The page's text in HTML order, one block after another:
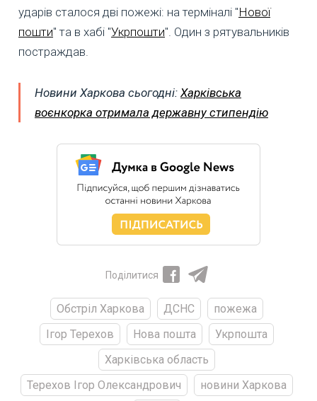
ударів сталося дві пожежі: на терміналі "Нової
пошти" та в хабі "Укрпошти". Один з рятувальників
постраждав.
Новини Харкова сьогодні: Харківська
воєнкорка отримала державну стипендію
Поділитися
Обстріл Харкова ДСНС
пожежа
Ігор Терехов
Нова пошта
Укрпошта
Харківська область
Терехов Ігор Олександрович
новини Харкова